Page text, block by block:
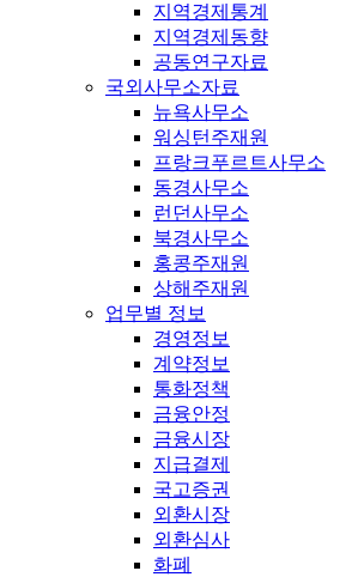
지역경제통계
지역경제동향
공동연구자료
국외사무소자료
뉴욕사무소
워싱턴주재원
프랑크푸르트사무소
동경사무소
런던사무소
북경사무소
홍콩주재원
상해주재원
업무별 정보
경영정보
계약정보
통화정책
금융안정
금융시장
지급결제
국고증권
외환시장
외환심사
화폐